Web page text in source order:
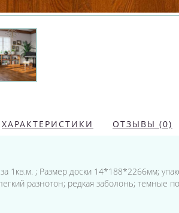
ХАРАКТЕРИСТИКИ ОТЗЫВЫ (0)
1кв.м. ; Размер доски 14*188*2266мм;
разнотон; редкая заболонь;